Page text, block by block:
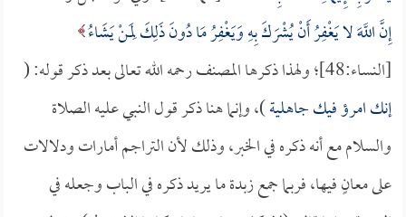
إِنَّ اللَّهَ لا يَغْفِرُ أَنْ يُشْرَكَ بِهِ وَيَغْفِرُ مَا دُونَ ذَلِكَ لِمَنْ يَشَاءُ
[النساء:48]؛ ولهذا ذكرها المصنف رحمه الله تعالى بعد ذكر قوله: (
إنك امرؤ فيك جاهلية)، وإنما هنا ذكر قول النبي عليه الصلاة
والسلام مع أنه ذكره في الخبر، وذلك لأن التراجم أمارات ودلالات
على معانٍ فيها، فربما جمع زبدة ما يريد ذكره في الباب وجعله في